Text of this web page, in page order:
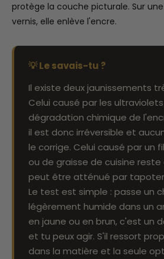
protège la couche picturale. Sur
vernis, elle enlève l'encre.
💡 Le savais-tu ?
Il existe deux jaunissements
Celui causé par les
dégradation chimique de
il est donc irréversible et
le corrige. Celui causé par un
ou de graisse de cuisine
peut être atténué par
Le test est simple : passe un
légèrement humide dans un
en jaune ou en brun, c'est un
et tu peux agir. S'il ressort
dans la matière et la seule